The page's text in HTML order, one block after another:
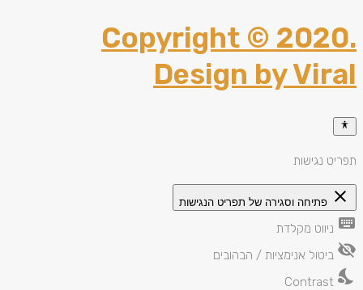
Copyright © 2020.
Design by Viral
תפריט נגישות
close פתיחה וסגירה של תפריט הנגישות
keyboard ניווט מקלדת
visibility_off ביטול אנימציות / הבהובים
nights_stay
Contrast